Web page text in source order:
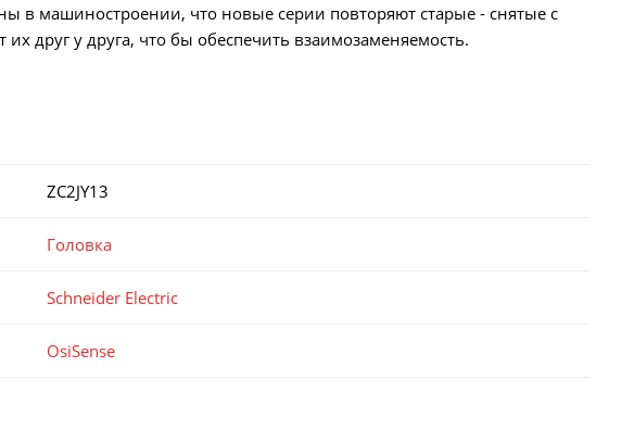
в машиностроении, что новые серии повторяют старые - снятые с
друг у друга, что бы обеспечить взаимозаменяемость.
ZC2JY13
Головка
Schneider Electric
OsiSense